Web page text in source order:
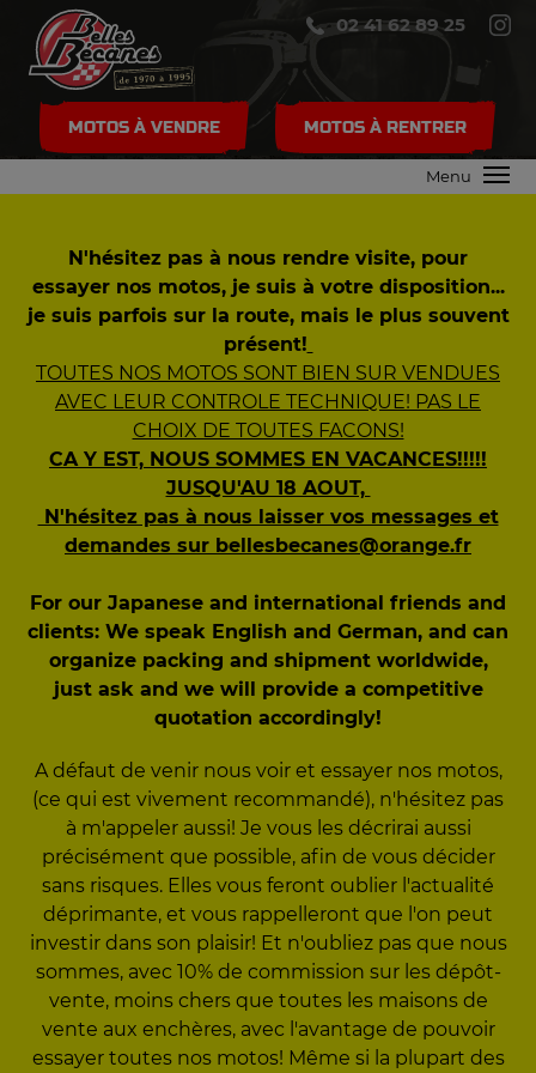
02 41 62 89 25
MOTOS À VENDRE MOTOS À RENTRER
Menu
N'hésitez pas à nous rendre visite, pour
essayer nos motos, je suis à votre disposition...
je suis parfois sur la route, mais le plus souvent
présent!
TOUTES NOS MOTOS SONT BIEN SUR VENDUES
AVEC LEUR CONTROLE TECHNIQUE! PAS LE
CHOIX DE TOUTES FACONS!
CA Y EST, NOUS SOMMES EN VACANCES!!!!!
JUSQU'AU 18 AOUT,
N'hésitez pas à nous laisser vos messages et
demandes sur bellesbecanes@orange.fr
For our Japanese and international friends and
clients: We speak English and German, and can
organize packing and shipment worldwide,
just ask and we will provide a competitive
quotation accordingly!
A défaut de venir nous voir et essayer nos motos,
(ce qui est vivement recommandé), n'hésitez pas
à m'appeler aussi! Je vous les décrirai aussi
précisément que possible, afin de vous décider
sans risques. Elles vous feront oublier l'actualité
déprimante, et vous rappelleront que l'on peut
investir dans son plaisir! Et n'oubliez pas que nous
sommes, avec 10% de commission sur les dépôt-
vente, moins chers que toutes les maisons de
vente aux enchères, avec l'avantage de pouvoir
essayer toutes nos motos! Même si la plupart des